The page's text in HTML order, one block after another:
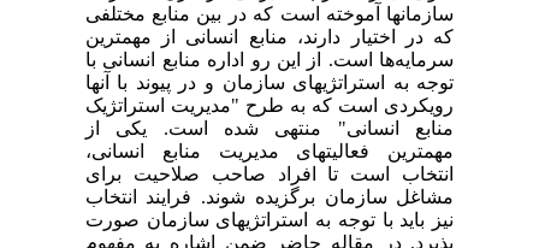
سازمانها آموخته است که در بین منابع مختلفی
که در اختیار دارند، منابع انسانی از مهمترین
سرمایه‌ها است. از این رو اداره منابع انسانی با
توجه به استراتژیهای سازمان و در پیوند با آنها
رویکردی است که به طرح "مدیریت استراتژیک
منابع انسانی" منتهی شده است. یکی از
مهمترین فعالیتهای مدیریت منابع انسانی،
انتخاب است تا افراد صاحب صلاحیت برای
مشاغل سازمان برگزیده شوند. فرایند انتخاب
نیز باید با توجه به استراتژیهای سازمان صورت
پذیرد. در مقاله حاضر ضمن اشاره به مفهوم